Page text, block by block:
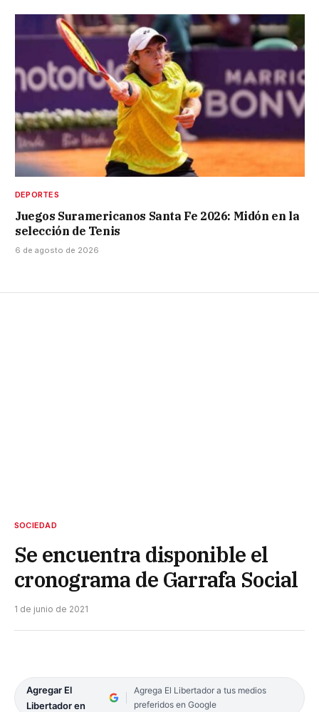
DEPORTES
Juegos Suramericanos Santa Fe 2026: Midón en la
selección de Tenis
6 de agosto de 2026
SOCIEDAD
Se encuentra disponible el
cronograma de Garrafa Social
1 de junio de 2021
Agregar El
Libertador en
Agrega El Libertador a tus medios
preferidos en Google